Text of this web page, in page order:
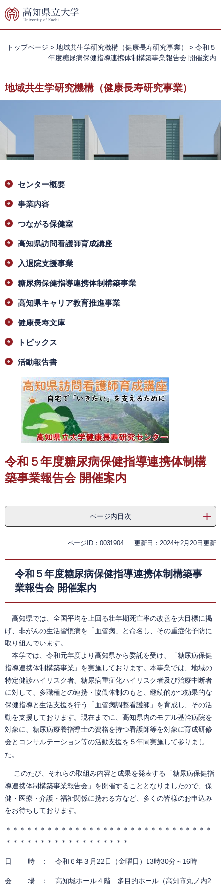
ー
ニ
て
本
へ
トップページ > 地域共生学研究機構（健康長寿研究事業） > 令和５
年度糖尿病保健指導連携体制構築事業報告会 開催案内
地域共生学研究機構（健康長寿研究事業）
文
センター概要
事業内容
つながる保健室
高知県訪問看護師育成講座
入退院支援事業
糖尿病保健指導連携体制構築事業
高知県キャリア教育推進事業
健康長寿文庫
トピックス
活動報告書
令和５年度糖尿病保健指導連携体制構
築事業報告会 開催案内
ページ内目次
ページID：0031904 更新日：2024年2月20日更新
令和５年度糖尿病保健指導連携体制構築事
業報告会 開催案内
高知県では、全国平均を上回る壮年期死亡率の改善を大目標に掲
げ、非がんの生活習慣病を「血管病」と命名し、その重症化予防に
取り組んでいます。
本学では、令和元年度より高知県から委託を受け、「糖尿病保健
指導連携体制構築事業」を実施しております。本事業では、地域の
特定健診ハイリスク者、糖尿病重症化ハイリスク者及び治療中断者
に対して、多職種との連携・協働体制のもと、継続的かつ効果的な
保健指導と生活支援を行う「血管病調整看護師」を育成し、その活
動を支援しております。現在までに、高知県内のモデル基幹病院を
対象に、糖尿病療養指導士の資格を持つ看護師等を対象に育成研修
会とコンサルテーション等の活動支援を５年間実施して参りまし
た。
このたび、それらの取組み内容と成果を発表する「糖尿病保健指
導連携体制構築事業報告会」を開催することとなりましたので、保
健・医療・介護・福祉関係に携わる方など、多くの皆様のお申込み
をお待ちしております。
＊＊＊＊＊＊＊＊＊＊＊＊＊＊＊＊＊＊＊＊＊＊＊＊＊＊＊＊＊＊
＊＊＊＊＊＊＊＊＊＊＊＊＊＊＊＊＊＊
日 時 ： 令和６年３月22日（金曜日）13時30分～16時
会 場​ ： 高知城ホール４階 多目的ホール （高知市丸ノ内2